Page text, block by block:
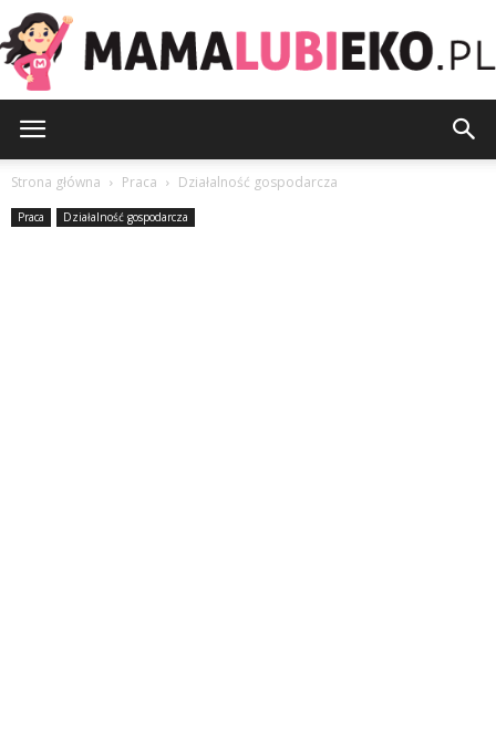
Strona główna Praca Działalność gospodarcza
Praca Działalność gospodarcza